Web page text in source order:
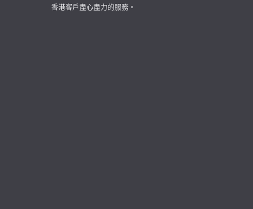
香港客戶盡心盡力的服務。